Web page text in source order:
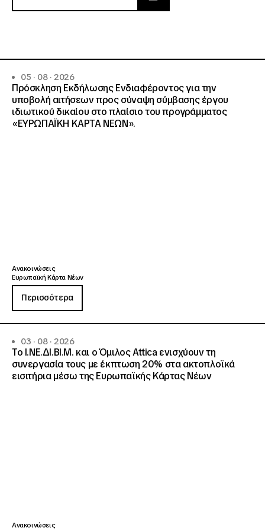
05 · 08 · 2026
Πρόσκληση Εκδήλωσης Ενδιαφέροντος για την
υποβολή αιτήσεων προς σύναψη σύμβασης έργου
ιδιωτικού δικαίου στο πλαίσιο του προγράμματος
«ΕΥΡΩΠΑΪΚΗ ΚΑΡΤΑ ΝΕΩΝ».
Ανακοινώσεις
Ευρωπαϊκή Κάρτα Νέων
Περισσότερα
03 · 08 · 2026
Το Ι.ΝΕ.ΔΙ.ΒΙ.Μ. και o Όμιλος Attica ενισχύουν τη
συνεργασία τους με έκπτωση 20% στα ακτοπλοϊκά
εισιτήρια μέσω της Ευρωπαϊκής Κάρτας Νέων
Ανακοινώσεις